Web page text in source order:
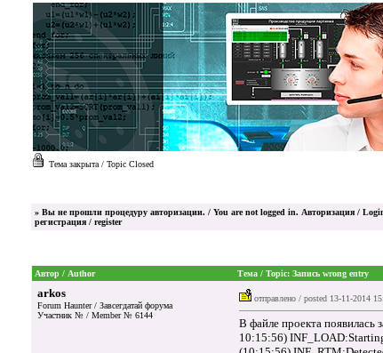
Тема закрыта / Topic Closed
» Вы не прошли процедуру авторизации. / You are not logged in. Авторизация /
регистрация / register
Автор / Author Тема / Topic: Запись wrong entry
arkos
Forum Haunter / Завсегдатай форума
Участник № / Member № 6144
отправлено / posted 13-11-2014
В файле проекта появилась
10:15:56)